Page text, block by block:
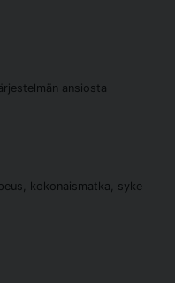
ansiosta
kokonaismatka, syke